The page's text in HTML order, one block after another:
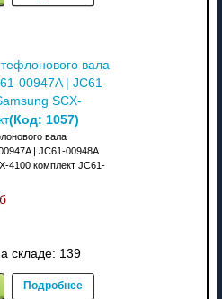
вала
00947A | JC61-
SCX-
(Код: 1057)
вала
| JC61-00948A
4100 комплект JC61-
складе: 139
Подробнее